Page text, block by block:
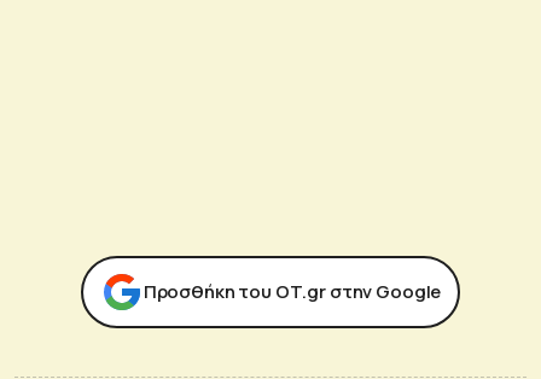
Προσθήκη του ΟΤ.gr στην Google